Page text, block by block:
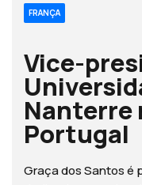
FRANÇA
Vice-
Nanterre
Portugal
Graça dos Santos é